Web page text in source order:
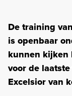
De training
is openbaar
kunnen kijken
voor de
Excelsior van